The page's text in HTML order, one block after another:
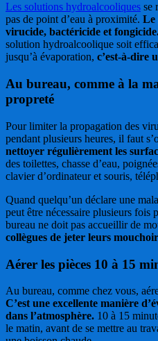
Les solutions hydroalcooliques se
pas de point d’eau à proximité. Le
virucide, bactéricide et
solution hydroalcoolique soit
jusqu’à évaporation, c’est-à-dire
Au bureau, comme à la
propreté
Pour limiter la propagation des
pendant plusieurs heures, il faut
nettoyer régulièrement les
des toilettes, chasse d’eau,
clavier d’ordinateur et souris,
Quand quelqu’un déclare une
peut être nécessaire plusieurs fois
bureau ne doit pas accueillir de
collègues de jeter leurs
Aérer les pièces 10 à 15
Au bureau, comme chez vous,
C’est une excellente manière
dans l’atmosphère. 10 à 15
le matin, avant de se mettre au